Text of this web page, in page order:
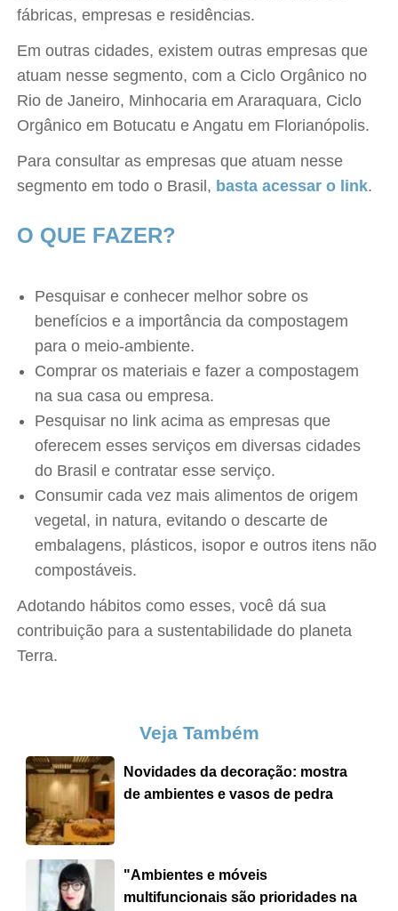
fábricas, empresas e residências.
Em outras cidades, existem outras empresas que
atuam nesse segmento, com a Ciclo Orgânico no
Rio de Janeiro, Minhocaria em Araraquara, Ciclo
Orgânico em Botucatu e Angatu em Florianópolis.
Para consultar as empresas que atuam nesse
segmento em todo o Brasil, basta acessar o link.
O QUE FAZER?
Pesquisar e conhecer melhor sobre os
benefícios e a importância da compostagem
para o meio-ambiente.
Comprar os materiais e fazer a compostagem
na sua casa ou empresa.
Pesquisar no link acima as empresas que
oferecem esses serviços em diversas cidades
do Brasil e contratar esse serviço.
Consumir cada vez mais alimentos de origem
vegetal, in natura, evitando o descarte de
embalagens, plásticos, isopor e outros itens não
compostáveis.
Adotando hábitos como esses, você dá sua
contribuição para a sustentabilidade do planeta
Terra.
Veja Também
Novidades da decoração: mostra
de ambientes e vasos de pedra
"Ambientes e móveis
multifuncionais são prioridades na